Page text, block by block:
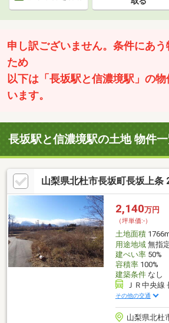
申し訳ございません。条件にあ
ため
以下は「長坂駅と信濃境駅」の
います。
長坂駅と信濃境駅の土地 物件
山梨県北杜市長坂町長坂上条
2,140万円
（坪単価:-）
土地面積
用途地域無指
建ぺい率50%
容積率100%
建築条件なし
ＪＲ中央線
その他の交通
山梨県北杜